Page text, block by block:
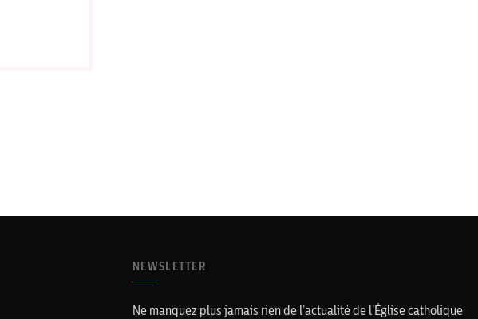
NEWSLETTER
Ne manquez plus jamais rien de l’actualité de l’Église catholique